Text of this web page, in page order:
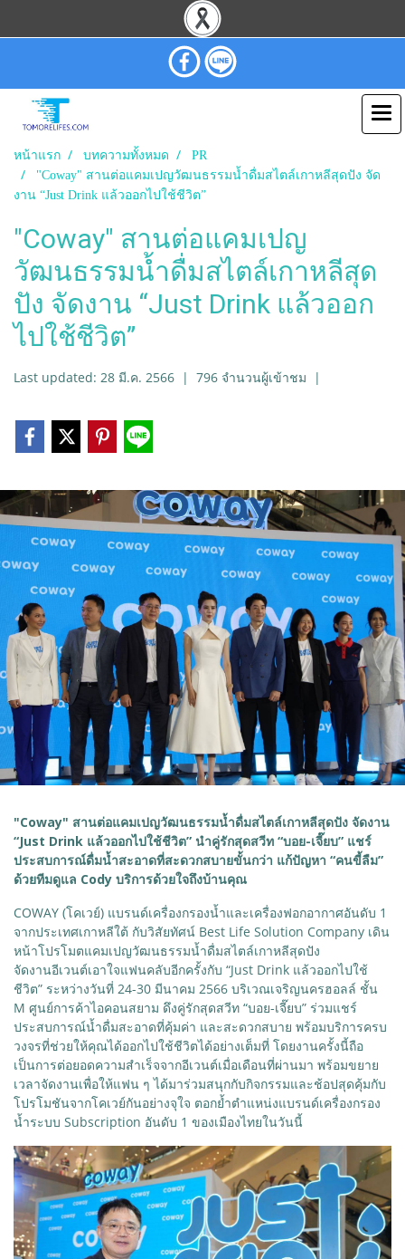
หน้าแรก บทความทั้งหมด
PR
"Coway" สานต่อแคมเปญวัฒนธรรมน้ำดื่มสไตล์เกาหลีสุดปัง จัด
งาน “Just Drink แล้วออกไปใช้ชีวิต”
"Coway" สานต่อแคมเปญ
วัฒนธรรมน้ำดื่มสไตล์เกาหลีสุด
ปัง จัดงาน “Just Drink แล้วออก
ไปใช้ชีวิต”
Last updated: 28 มี.ค. 2566 | 796 จำนวนผู้เข้าชม |
"Coway" สานต่อแคมเปญวัฒนธรรมน้ำดื่มสไตล์เกาหลีสุดปัง จัดงาน
“Just Drink แล้วออกไปใช้ชีวิต” นำคู่รักสุดสวีท “บอย-เจี๊ยบ” แชร์
ประสบการณ์ดื่มน้ำสะอาดที่สะดวกสบายขั้นกว่า แก้ปัญหา “คนขี้ลืม”
ด้วยทีมดูแล Cody บริการด้วยใจถึงบ้านคุณ
COWAY (โคเวย์) แบรนด์เครื่องกรองน้ำและเครื่องฟอกอากาศอันดับ 1
จากประเทศเกาหลีใต้ กับวิสัยทัศน์ Best Life Solution Company เดิน
หน้าโปรโมตแคมเปญวัฒนธรรมน้ำดื่มสไตล์เกาหลีสุดปัง
จัดงานอีเวนต์เอาใจแฟนคลับอีกครั้งกับ “Just Drink แล้วออกไปใช้
ชีวิต” ระหว่างวันที่ 24-30 มีนาคม 2566 บริเวณเจริญนครฮอลล์ ชั้น
M ศูนย์การค้าไอคอนสยาม ดึงคู่รักสุดสวีท “บอย-เจี๊ยบ” ร่วมแชร์
ประสบการณ์น้ำดื่มสะอาดที่คุ้มค่า และสะดวกสบาย พร้อมบริการครบ
วงจรที่ช่วยให้คุณได้ออกไปใช้ชีวิตได้อย่างเต็มที่ โดยงานครั้งนี้ถือ
เป็นการต่อยอดความสำเร็จจากอีเวนต์เมื่อเดือนที่ผ่านมา พร้อมขยาย
เวลาจัดงานเพื่อให้แฟน ๆ ได้มาร่วมสนุกกับกิจกรรมและช้อปสุดคุ้มกับ
โปรโมชันจากโคเวย์กันอย่างจุใจ ตอกย้ำตำแหน่งแบรนด์เครื่องกรอง
น้ำระบบ Subscription อันดับ 1 ของเมืองไทยในวันนี้